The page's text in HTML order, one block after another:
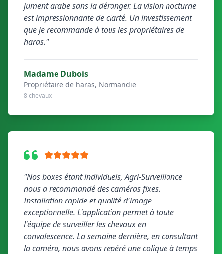
jument arabe sans la déranger. La vision nocturne
est impressionnante de clarté. Un investissement
que je recommande à tous les propriétaires de
haras."
Madame Dubois
Propriétaire de haras, Normandie
8 chevaux
"Nos boxes étant individuels, Agri-Surveillance
nous a recommandé des caméras fixes.
Installation rapide et qualité d'image
exceptionnelle. L'application permet à toute
l'équipe de surveiller les chevaux en
convalescence. La semaine dernière, en consultant
la caméra, nous avons repéré une colique à temps